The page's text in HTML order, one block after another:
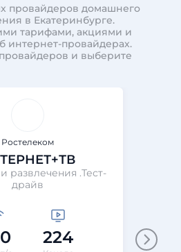
провайдеров домашнего
в Екатеринбурге.
тарифами, акциями и
интернет-провайдерах.
и выберите
Ростелеком
развлечения .Тест-
драйв
224